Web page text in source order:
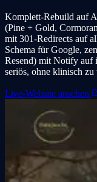
Komplett-Rebuild auf
(Pine + Gold,
mit 301-Redirects auf
Schema für Google,
Resend) mit Notify auf
seriös, ohne klinisch
Live-Website ansehen